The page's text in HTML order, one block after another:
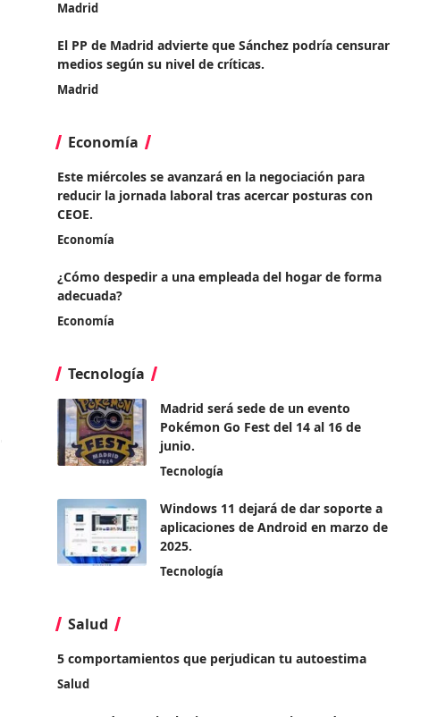
Madrid
El PP de Madrid advierte que Sánchez podría censurar
medios según su nivel de críticas.
Madrid
Economía
Este miércoles se avanzará en la negociación para
reducir la jornada laboral tras acercar posturas con
CEOE.
Economía
¿Cómo despedir a una empleada del hogar de forma
adecuada?
Economía
Tecnología
Madrid será sede de un evento
Pokémon Go Fest del 14 al 16 de
junio.
Tecnología
Windows 11 dejará de dar soporte a
aplicaciones de Android en marzo de
2025.
Tecnología
Salud
5 comportamientos que perjudican tu autoestima
Salud